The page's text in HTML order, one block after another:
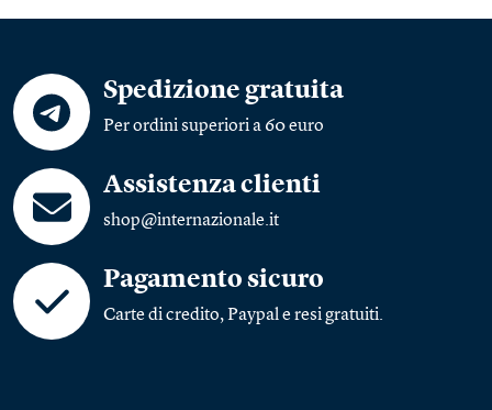
Spedizione gratuita
Per ordini superiori a 60 euro
Assistenza clienti
shop@internazionale.it
Pagamento sicuro
Carte di credito, Paypal e resi gratuiti.